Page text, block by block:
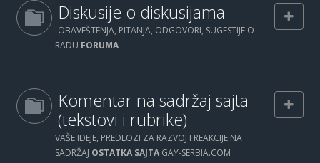
Diskusije o diskusijama
OBAVEŠTENJA, PITANJA, ODGOVORI, SUGESTIJE O
RADU FORUMA
Komentar na sadržaj sajta
(tekstovi i rubrike)
VAŠE IDEJE, PREDLOZI ZA RAZVOJ I REAKCIJE NA
SADRŽAJ OSTATKA SAJTA GAY-SERBIA.COM